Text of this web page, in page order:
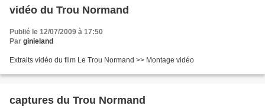
vidéo du Trou Normand
Publié le 12/07/2009 à 17:50
Par ginieland
Extraits vidéo du film Le Trou Normand >> Montage vidéo
captures du Trou Normand